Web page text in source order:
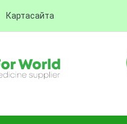
Картасайта